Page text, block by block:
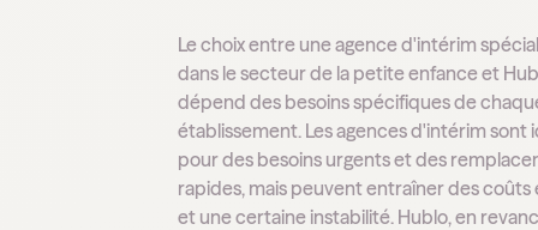
Le choix entre une agence d'intérim
dans le secteur de la petite enfance et
dépend des besoins spécifiques de
établissement. Les agences d'intérim sont
pour des besoins urgents et des
rapides, mais peuvent entraîner des coûts
et une certaine instabilité. Hublo, en